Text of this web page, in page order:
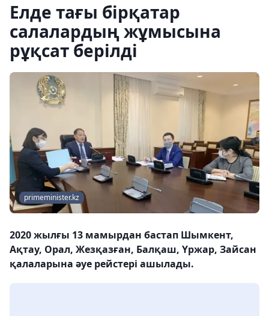
Елде тағы бірқатар
салалардың жұмысына
рұқсат берілді
primeminister.kz
2020 жылғы 13 мамырдан бастап Шымкент,
Ақтау, Орал, Жезқазған, Балқаш, Үржар, Зайсан
қалаларына әуе рейстері ашылады.